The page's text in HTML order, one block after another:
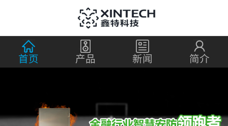
首页 产品 新闻 简介